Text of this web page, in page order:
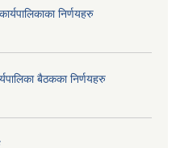
निर्णयहरु
बैठकका निर्णयहरु